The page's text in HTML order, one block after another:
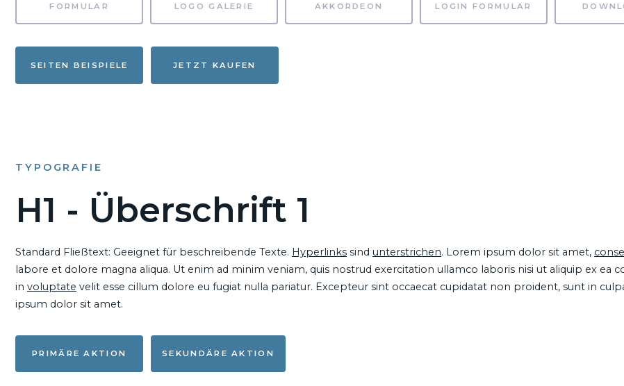
FORMULAR LOGO GALERIE AKKORDEON LOGIN FORMULAR
SEITEN BEISPIELE JETZT KAUFEN
TYPOGRAFIE
H1 - Überschrift 1
Standard Fließtext: Geeignet für beschreibende Texte. Hyperlinks sind unterstrichen. Lorem ipsum dolor sit amet,
labore et dolore magna aliqua. Ut enim ad minim veniam, quis nostrud exercitation ullamco laboris nisi ut aliquip ex
in voluptate velit esse cillum dolore eu fugiat nulla pariatur. Excepteur sint occaecat cupidatat non proident, sunt in
ipsum dolor sit amet.
PRIMÄRE AKTION SEKUNDÄRE AKTION